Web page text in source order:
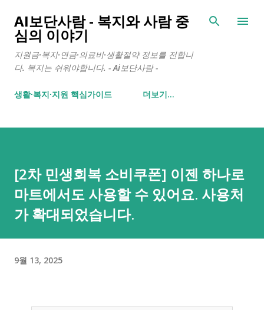
기본 콘텐츠로 건너뛰기
AI보단사람 - 복지와 사람 중
심의 이야기
지원금·복지·연금·의료비·생활절약 정보를 전합니
다. 복지는 쉬워야합니다. - Ai보단사람 -
생활∙복지∙지원 핵심가이드 더보기…
[2차 민생회복 소비쿠폰] 이젠 하나로
마트에서도 사용할 수 있어요. 사용처
가 확대되었습니다.
9월 13, 2025